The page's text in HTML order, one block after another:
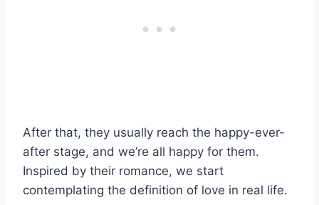
After that, they usually reach the happy-ever-
after stage, and we’re all happy for them.
Inspired by their romance, we start
contemplating the definition of love in real life.